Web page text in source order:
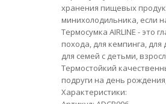
хранения пищевых
минихолодильника, если
Термосумка AIRLINE - это
похода, для кемпинга,
для семей с детьми,
Термостойкий
подруги на день
Характеристики: